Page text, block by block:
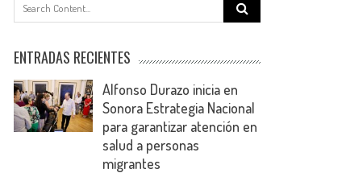
for:
ENTRADAS RECIENTES
Alfonso Durazo inicia en
Sonora Estrategia Nacional
para garantizar atención en
salud a personas
migrantes